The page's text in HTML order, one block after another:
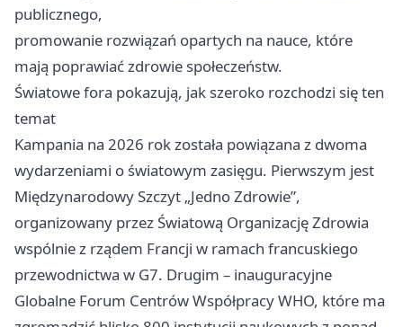
publicznego,
promowanie rozwiązań opartych na nauce, które
mają poprawiać zdrowie społeczeństw.
Światowe fora pokazują, jak szeroko rozchodzi się ten
temat
Kampania na 2026 rok została powiązana z dwoma
wydarzeniami o światowym zasięgu. Pierwszym jest
Międzynarodowy Szczyt „Jedno Zdrowie”,
organizowany przez Światową Organizację Zdrowia
wspólnie z rządem Francji w ramach francuskiego
przewodnictwa w G7. Drugim – inauguracyjne
Globalne Forum Centrów Współpracy WHO, które ma